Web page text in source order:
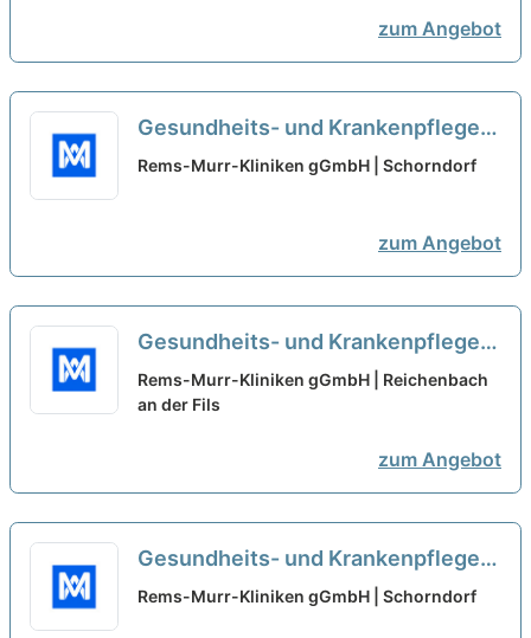
zum Angebot
Gesundheits- und Krankenpfleger
(m/w/d) - Geriatrie und
Rems-Murr-Kliniken gGmbH | Schorndorf
zum Angebot
Gesundheits- und Krankenpfleger
(m/w/d) - Geriatrie und
Ausbildungsstation
Rems-Murr-Kliniken gGmbH | Reichenbach
an der Fils
zum Angebot
Gesundheits- und Krankenpfleger
(m/w/d) - Geriatrie und
Rems-Murr-Kliniken gGmbH | Schorndorf